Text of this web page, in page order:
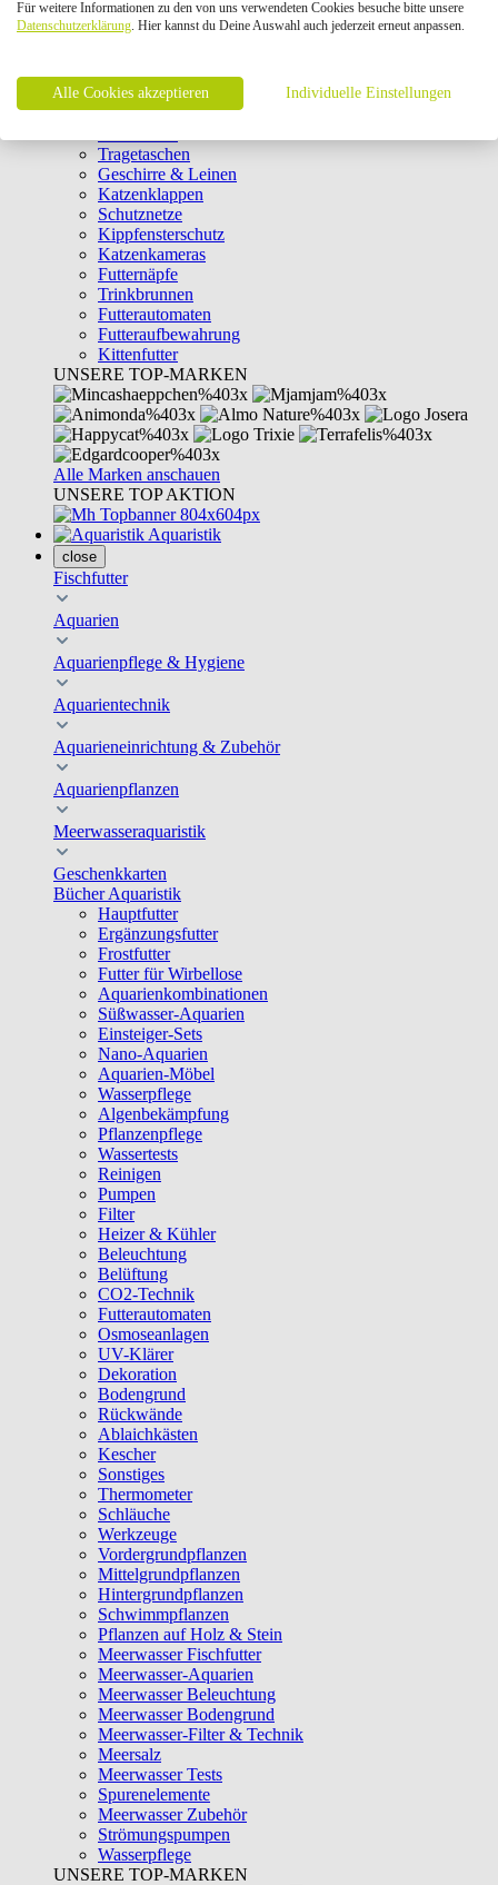
Intelligenzspielzeug
Laserpointer & Elektrospielzeug
Clicker & Target Sticks für Katzen
Weiteres Katzenspielzeug
Transportboxen
Tragetaschen
Geschirre & Leinen
Katzenklappen
Schutznetze
Kippfensterschutz
Katzenkameras
Futternäpfe
Trinkbrunnen
Futterautomaten
Futteraufbewahrung
Kittenfutter
UNSERE TOP-MARKEN
Alle Marken anschauen
UNSERE TOP AKTION
Aquaristik
close
Fischfutter
Aquarien
Aquarienpflege & Hygiene
Aquarientechnik
Aquarieneinrichtung & Zubehör
Aquarienpflanzen
Meerwasseraquaristik
Geschenkkarten
Bücher Aquaristik
Hauptfutter
Ergänzungsfutter
Frostfutter
Futter für Wirbellose
Aquarienkombinationen
Süßwasser-Aquarien
Einsteiger-Sets
Nano-Aquarien
Aquarien-Möbel
Wasserpflege
Algenbekämpfung
Pflanzenpflege
Wassertests
Reinigen
Pumpen
Filter
Heizer & Kühler
Beleuchtung
Belüftung
CO2-Technik
Futterautomaten
Osmoseanlagen
UV-Klärer
Dekoration
Bodengrund
Rückwände
Ablaichkästen
Kescher
Sonstiges
Thermometer
Schläuche
Werkzeuge
Vordergrundpflanzen
Mittelgrundpflanzen
Hintergrundpflanzen
Schwimmpflanzen
Pflanzen auf Holz & Stein
Meerwasser Fischfutter
Meerwasser-Aquarien
Meerwasser Beleuchtung
Meerwasser Bodengrund
Meerwasser-Filter & Technik
Meersalz
Meerwasser Tests
Spurenelemente
Meerwasser Zubehör
Strömungspumpen
Wasserpflege
UNSERE TOP-MARKEN
Für weitere Informationen zu den von uns verwendeten Cookies besuche bitte unsere
Datenschutzerklärung. Hier kannst du Deine Auswahl auch jederzeit erneut anpassen.
Alle Cookies akzeptieren Individuelle Einstellungen